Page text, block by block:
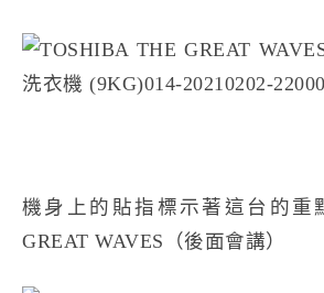
機身上的貼指標示著這台的重
GREAT WAVES（後面會講）